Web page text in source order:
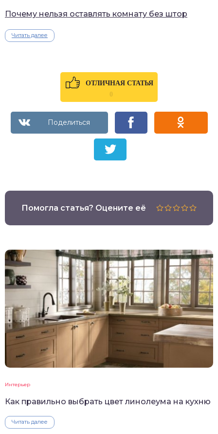
Почему нельзя оставлять комнату без штор
Читать далее
ОТЛИЧНАЯ СТАТЬЯ
0
Помогла статья? Оцените её
Интерьер
Как правильно выбрать цвет линолеума на кухню
Читать далее